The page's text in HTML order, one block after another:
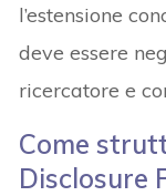
l’estensione
deve essere
ricercatore e
Come
Disclosure